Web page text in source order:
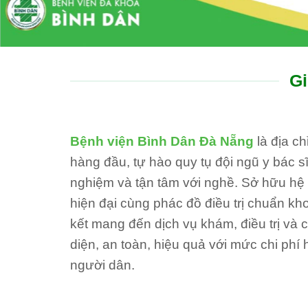
Bệnh viện Bình Dân Đà Nẵng là địa
hàng đầu, tự hào quy tụ đội ngũ y bác
nghiệm và tận tâm với nghề. Sở hữu
hiện đại cùng phác đồ điều trị chuẩn
kết mang đến dịch vụ khám, điều trị và
diện, an toàn, hiệu quả với mức chi phí
người dân.